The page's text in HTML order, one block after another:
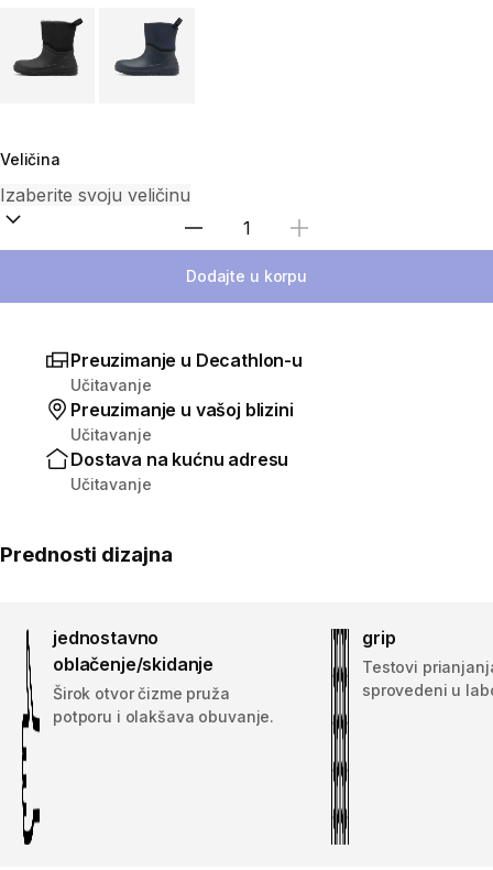
Choose a variant
Veličina
Izaberi količinu
Dodajte u korpu
Preuzimanje u Decathlon-u
Učitavanje
Preuzimanje u vašoj blizini
Učitavanje
Dostava na kućnu adresu
Učitavanje
Prednosti dizajna
jednostavno
oblačenje/skidanje
Širok otvor čizme pruža
potporu i olakšava obuvanje.
grip
Testovi
sprovedeni u